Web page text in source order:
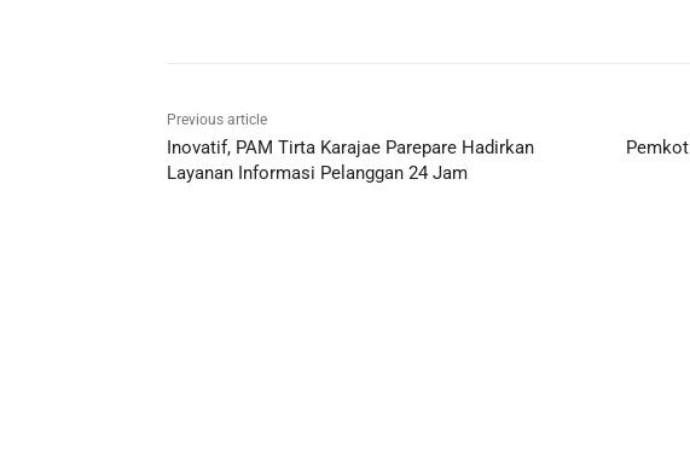
Previous article
Inovatif, PAM Tirta Karajae Parepare Hadirkan
Layanan Informasi Pelanggan 24 Jam